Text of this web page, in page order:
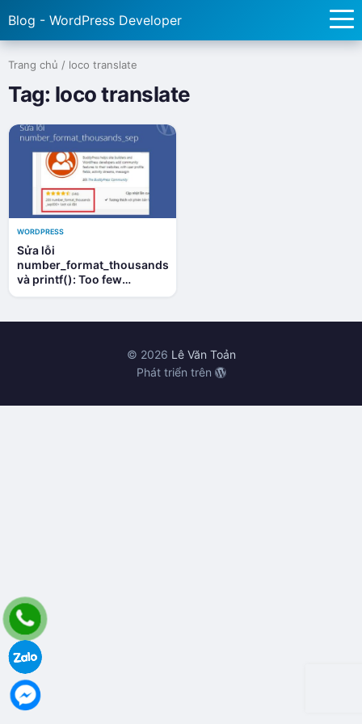
Blog - WordPress Developer
Trang chủ / loco translate
Tag: loco translate
WORDPRESS
Sửa lỗi
number_format_thousands_sep
và printf(): Too few
trong WordPress
© 2026 Lê Văn Toản
Phát triển trên